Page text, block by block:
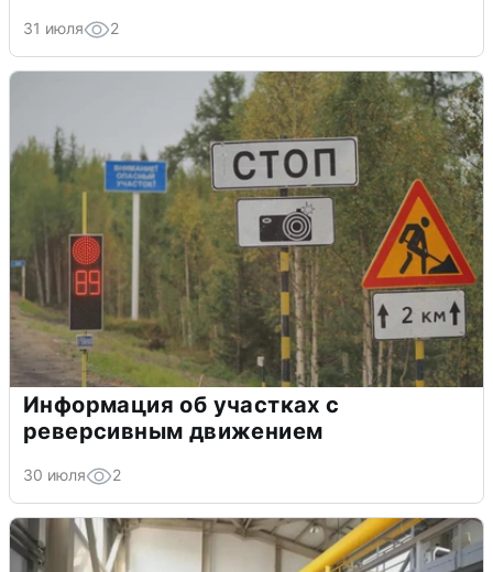
31 июля 2
Информация об участках с
реверсивным движением
30 июля 2